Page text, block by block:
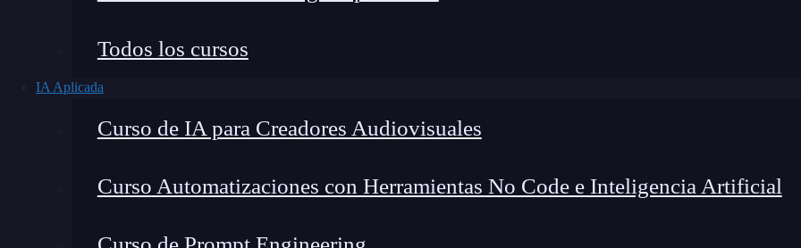
Todos los cursos
IA Aplicada
Curso de IA para Creadores Audiovisuales
Curso Automatizaciones con Herramientas No Code e Inteligencia Artificial
Contribuyo a acercar la realidad del sector tecnológico a nuevos profesionales, combinando conocimiento práctico,